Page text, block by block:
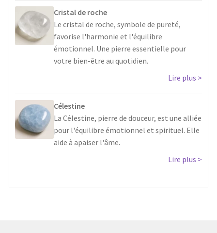
Cristal de roche
Le cristal de roche, symbole de pureté,
favorise l'harmonie et l'équilibre
émotionnel. Une pierre essentielle pour
votre bien-être au quotidien.
Lire plus
Célestine
La Célestine, pierre de douceur, est une alliée
pour l'équilibre émotionnel et spirituel. Elle
aide à apaiser l'âme.
Lire plus